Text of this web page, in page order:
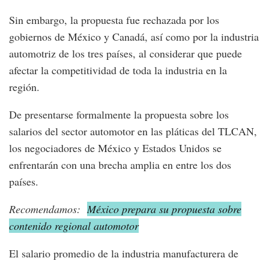
Sin embargo, la propuesta fue rechazada por los
gobiernos de México y Canadá, así como por la industria
automotriz de los tres países, al considerar que puede
afectar la competitividad de toda la industria en la
región.
De presentarse formalmente la propuesta sobre los
salarios del sector automotor en las pláticas del TLCAN,
los negociadores de México y Estados Unidos se
enfrentarán con una brecha amplia en entre los dos
países.
Recomendamos: México prepara su propuesta sobre
contenido regional automotor
El salario promedio de la industria manufacturera de